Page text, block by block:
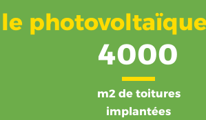
le
4000
m2 de toitures
implantées